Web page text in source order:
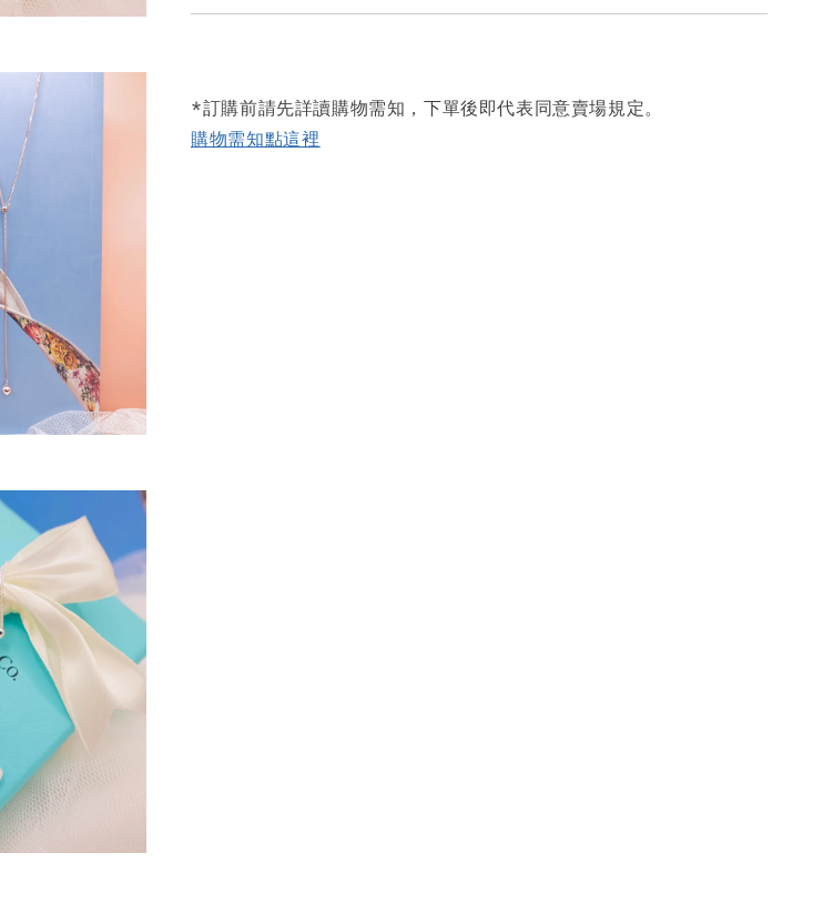
*訂購前請先詳讀購物需知，下單後即代表同意賣場規定。
購物需知點這裡